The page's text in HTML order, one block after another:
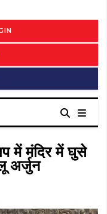
में मंदिर में घुसे
अर्जुन